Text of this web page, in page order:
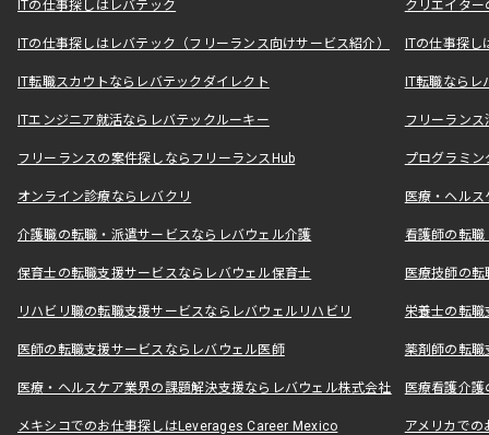
ITの仕事探しはレバテック クリエイタ
ITの仕事探しはレバテック（フリーランス向けサービス紹介） ITの仕事探
IT転職スカウトならレバテックダイレクト IT転職なら
ITエンジニア就活ならレバテックルーキー フリーラン
フリーランスの案件探しならフリーランスHub プログラミ
オンライン診療ならレバクリ 医療・ヘル
介護職の転職・派遣サービスならレバウェル介護 看護師の転
保育士の転職支援サービスならレバウェル保育士 医療技師の
リハビリ職の転職支援サービスならレバウェルリハビリ 栄養士の転
医師の転職支援サービスならレバウェル医師 薬剤師の転
医療・ヘルスケア業界の課題解決支援ならレバウェル株式会社 医療看護介
メキシコでのお仕事探しはLeverages Career Mexico アメリカで